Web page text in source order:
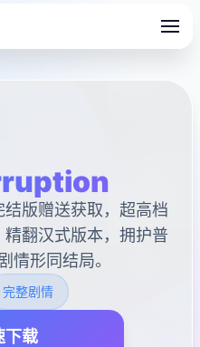
版赠送获取，超高档
翻汉式版本，拥护普
情形同结局。
完整剧情
下载